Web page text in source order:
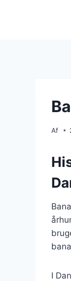
Af
I